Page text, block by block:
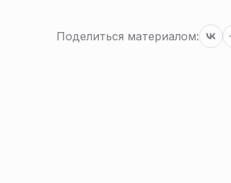
Поделиться материалом: